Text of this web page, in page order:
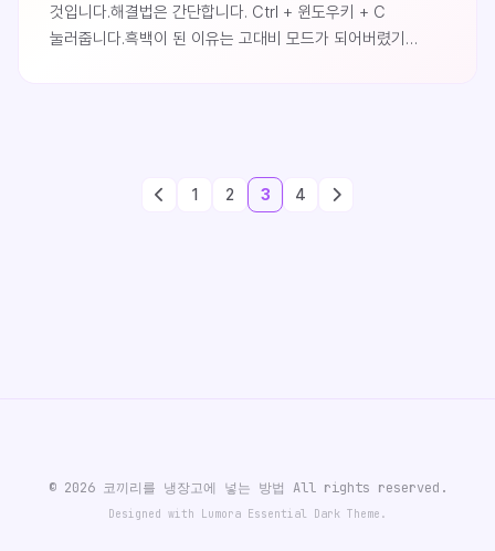
것입니다.해결법은 간단합니다. Ctrl + 윈도우키 + C
눌러줍니다.흑백이 된 이유는 고대비 모드가 되어버렸기
1 2 3 4
© 2026 코끼리를 냉장고에 넣는 방법 All rights reserved.
Designed with Lumora Essential Dark Theme.